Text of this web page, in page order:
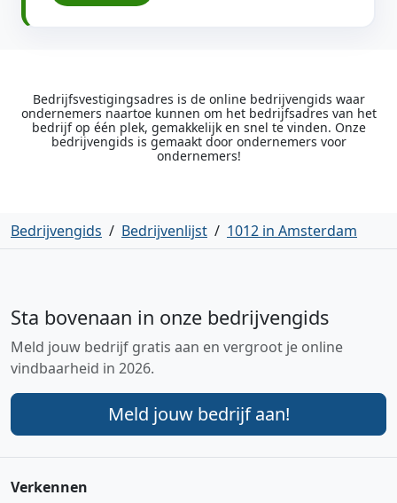
Bedrijfsvestigingsadres is de online bedrijvengids waar
ondernemers naartoe kunnen om het bedrijfsadres van het
bedrijf op één plek, gemakkelijk en snel te vinden. Onze
bedrijvengids is gemaakt door ondernemers voor
ondernemers!
Bedrijvengids / Bedrijvenlijst / 1012 in Amsterdam
Sta bovenaan in onze bedrijvengids
Meld jouw bedrijf gratis aan en vergroot je online
vindbaarheid in 2026.
Meld jouw bedrijf aan!
Verkennen